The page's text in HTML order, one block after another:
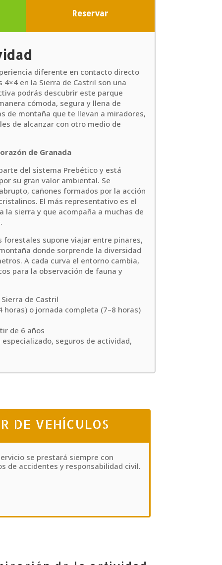
Reservar
diferente en contacto directo
en la Sierra de Castril son una
podrás descubrir este parque
cómoda, segura y llena de
de montaña que te llevan a miradores,
de alcanzar con otro medio de
de Granada
del sistema Prebético y está
su gran valor ambiental. Se
cañones formados por la acción
El más representativo es el
la sierra y que acompaña a muchas de
forestales supone viajar entre pinares,
donde sorprende la diversidad
A cada curva el entorno cambia,
para la observación de fauna y
de Castril
horas) o jornada completa (7–8 horas)
de 6 años
especializado, seguros de actividad,
DE VEHÍCULOS
se prestará siempre con
de accidentes y responsabilidad civil.